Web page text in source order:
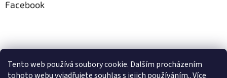
Tento web používá soubory cookie. Dalším procházením
tohoto webu vyjadřujete souhlas s jejich používáním.. Více
Facebook
Instagram